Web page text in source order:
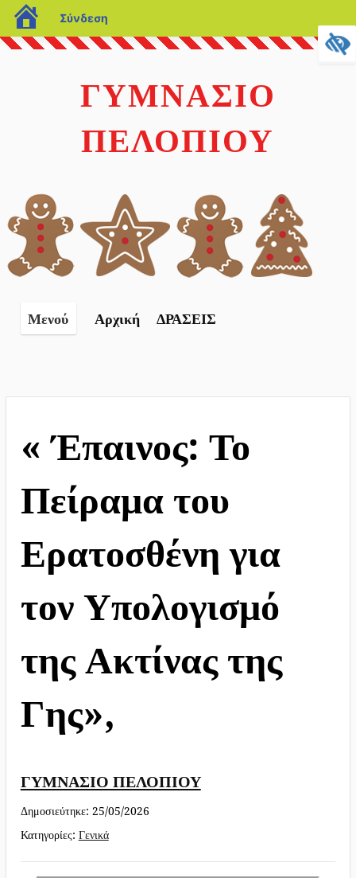
blogs.sch.gr
Σύνδεση
Μετάβαση
ΓΥΜΝΑΣΙΟ
ΠΕΛΟΠΙΟΥ
Μενού Αρχική ΔΡΑΣΕΙΣ
Η Πρέβεζα αναδασώνει το
« Έπαινος: Το
Πείραμα του
Ερατοσθένη για
τον Υπολογισμό
της Ακτίνας της
Γης»,
ΓΥΜΝΑΣΙΟ ΠΕΛΟΠΙΟΥ
Δημοσιεύτηκε: 25/05/2026
Κατηγορίες: Γενικά